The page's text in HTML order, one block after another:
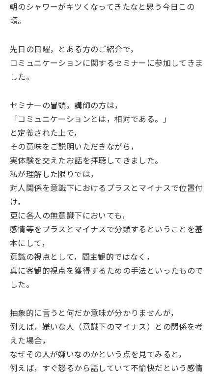
朝のシャワーがキツくなってきたなと思う今日この
頃。
先日の日曜，とある方のご紹介で，
コミュニケーションに関するセミナーに参加してきま
した。
セミナーの冒頭，講師の方は，
「コミュニケーションとは，相対である。」
と定義された上で，
その意味をご説明いただきながら，
実体験を交えたお話を拝聴してきました。
私が理解した限りでは，
対人関係を意識下におけるプラスとマイナスで位置付
け，
更に各人の無意識下においても，
感情等をプラスとマイナスで分類するということを基
本にして，
意識の視点として，間主観的ではなく，
真に客観的視点を獲得するための手法といったもので
した。
抽象的に言うと何だか意味が分かりませんが，
例えば，嫌いな人（意識下のマイナス）との関係を考
えた場合，
なぜその人が嫌いなのかという点を見てみると，
例えば，すぐ怒るから話していて不愉快だという感情